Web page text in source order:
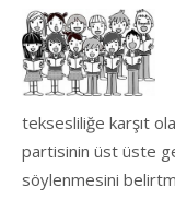
teksesliliğe karşıt
partisinin üst üste
söylenmesini